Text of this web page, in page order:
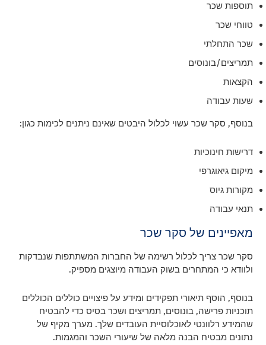
תוספות שכר
טווחי שכר
שכר התחלתי
תמריצים/בונוסים
הקצאות
שעות עבודה
בנוסף, סקר שכר עשוי לכלול היבטים שאינם ניתנים לכימות כגון:
דרישות חינוכיות
מיקום גיאוגרפי
מקורות גיוס
תנאי עבודה
מאפיינים של סקר שכר
סקר שכר צריך לכלול רשימה של החברות המשתתפות שנבדקות
ולוודא כי המתחרים בשוק העבודה מיוצגים מספיק.
בנוסף, הוסף תיאורי תפקידים ומידע על פיצויים כוללים הכוללים
תוכניות פרישה, בונוסים, תמריצים ושכר בסיס כדי להבטיח
שהמידע רלוונטי לאוכלוסיית העובדים שלך. מערך מקיף של
נתונים מבטיח הבנה מלאה של שיעורי השכר והמגמות.